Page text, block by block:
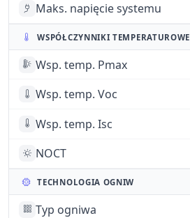
Maks. napięcie systemu
WSPÓŁCZYNNIKI TEMPERATUROWE
Wsp. temp. Pmax
Wsp. temp. Voc
Wsp. temp. Isc
NOCT
TECHNOLOGIA OGNIW
Typ ogniwa